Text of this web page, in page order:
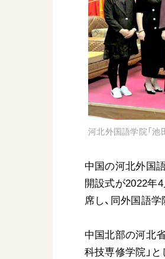
第3代会長・池田大作先生
世界の創価学会
各国ウェブサイト
世界の創価学会の歴史
河北外国語学院「池
中国の河北外国
開設式が2022年4
席し、同外国語学
中国北部の河北
科技専修学院」